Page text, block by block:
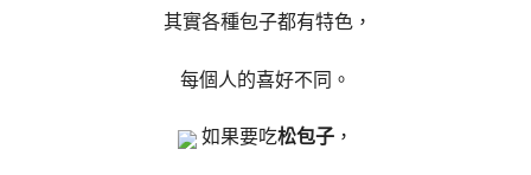
其實各種包子都有特色，
每個人的喜好不同。
如果要吃松包子 ，